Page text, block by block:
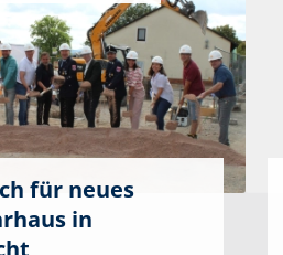
für neues
in